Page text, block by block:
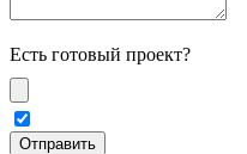
Есть готовый проект?